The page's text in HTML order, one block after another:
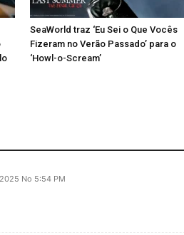
SeaWorld traz ‘Eu Sei o Que Vocês
Fizeram no Verão Passado’ para o
‘Howl-o-Scream’
No 5:54 PM